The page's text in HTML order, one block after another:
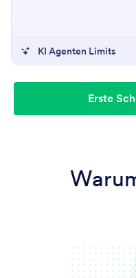
KI Agenten Limits
Erste